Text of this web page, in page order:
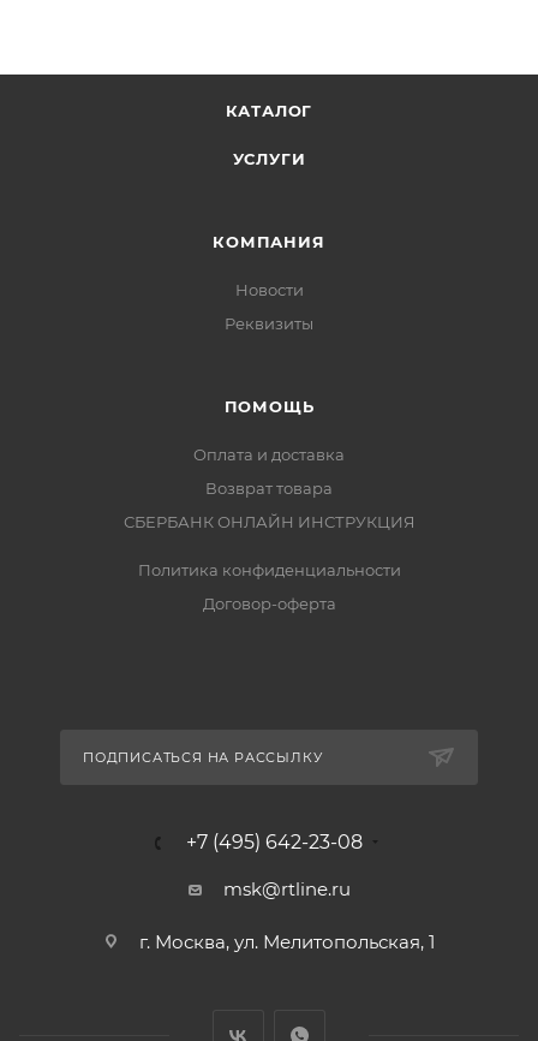
КАТАЛОГ
УСЛУГИ
КОМПАНИЯ
Новости
Реквизиты
ПОМОЩЬ
Оплата и доставка
Возврат товара
СБЕРБАНК ОНЛАЙН ИНСТРУКЦИЯ
Политика конфиденциальности
Договор-оферта
ПОДПИСАТЬСЯ НА РАССЫЛКУ
+7 (495) 642-23-08
msk@rtline.ru
г. Москва, ул. Мелитопольская, 1